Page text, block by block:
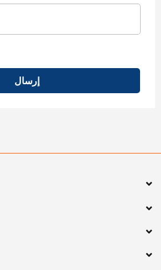
إرسال